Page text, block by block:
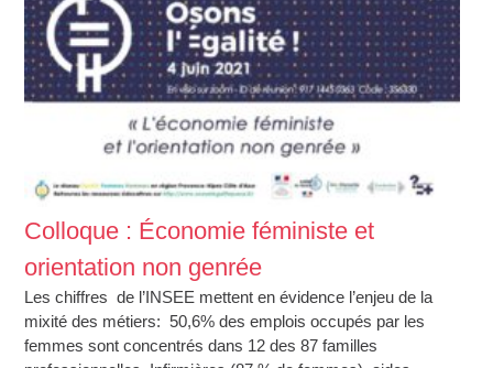
Colloque : Économie féministe et
orientation non genrée
Les chiffres de l’INSEE mettent en évidence l’enjeu de la
mixité des métiers: 50,6% des emplois occupés par les
femmes sont concentrés dans 12 des 87 familles